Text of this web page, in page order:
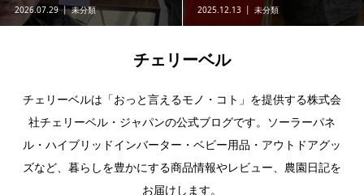
2026.07.29 未分類 2025.12.13 未分類
チェリーベル
チェリーベルは「おっと言えるモノ・コト」を提供する株式会
社チェリーベル・ジャパンの公式ブログです。ソーラーパネ
ル・ハイブリッドインバーター・ベビー用品・アウトドアグッ
ズなど、暮らしを豊かにする商品情報やレビュー、農園日記を
お届けします。